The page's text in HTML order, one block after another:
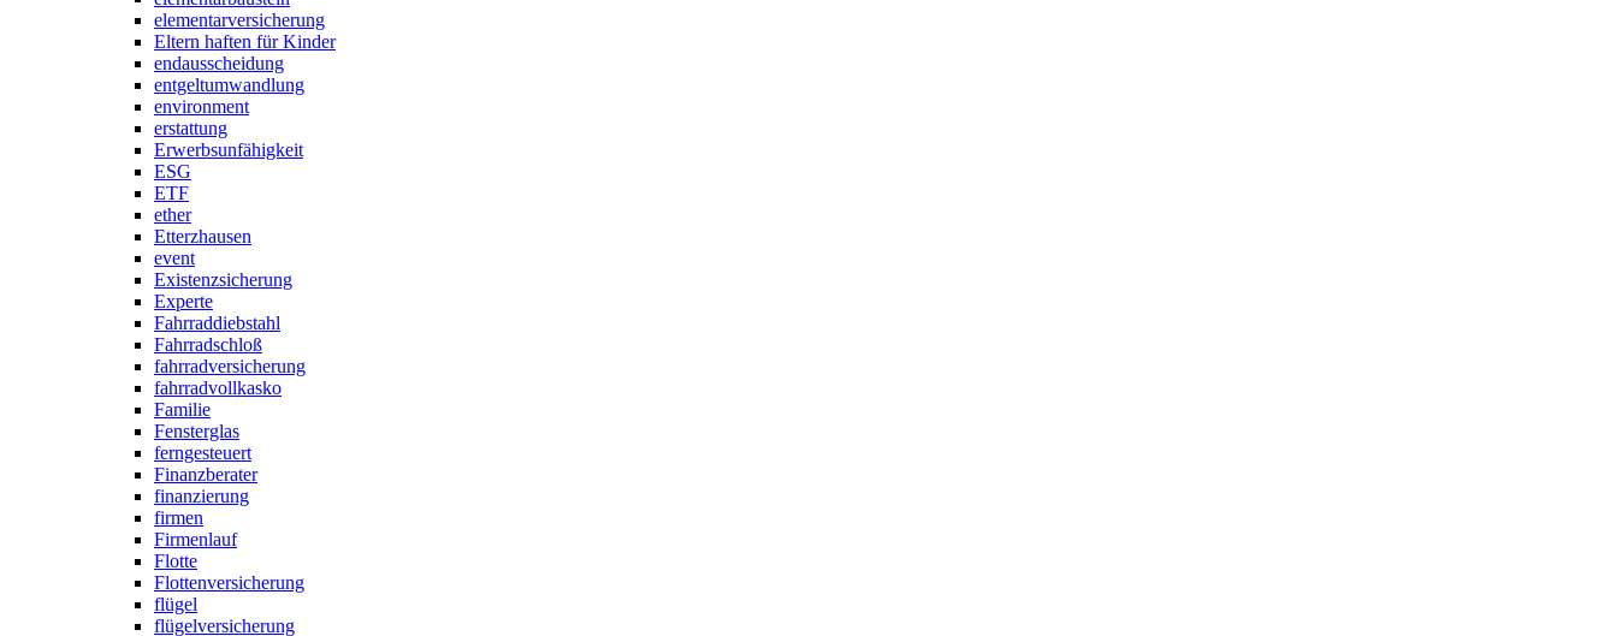
elementarversicherung
Eltern haften für Kinder
endausscheidung
entgeltumwandlung
environment
erstattung
Erwerbsunfähigkeit
ESG
ETF
ether
Etterzhausen
event
Existenzsicherung
Experte
Fahrraddiebstahl
Fahrradschloß
fahrradversicherung
fahrradvollkasko
Familie
Fensterglas
ferngesteuert
Finanzberater
finanzierung
firmen
Firmenlauf
Flotte
Flottenversicherung
flügel
flügelversicherung